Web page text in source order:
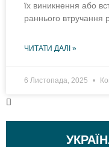
їх виникнення або
раннього втручання
ЧИТАТИ ДАЛІ »
6 Листопада, 2025